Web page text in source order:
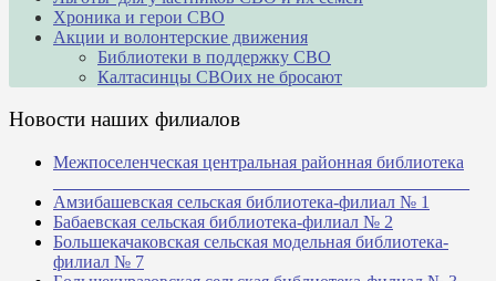
Хроника и герои СВО
Акции и волонтерские движения
Библиотеки в поддержку СВО
Калтасинцы СВОих не бросают
Новости наших филиалов
Межпоселенческая центральная районная библиотека
Амзибашевская сельская библиотека-филиал № 1
Бабаевская сельская библиотека-филиал № 2
Большекачаковская сельская модельная библиотека-
филиал № 7